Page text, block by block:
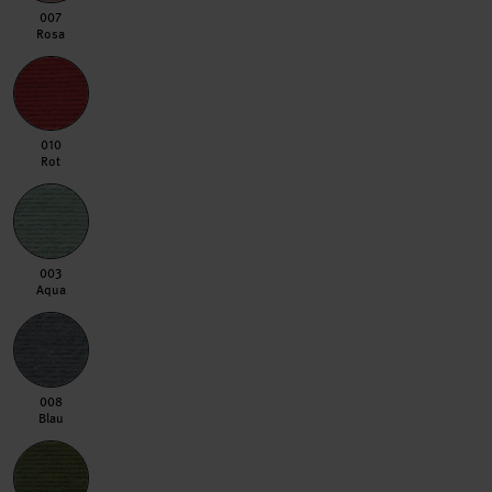
007 Rosa
007
Rosa
010 Rot
010
Rot
003 Aqua
003
Aqua
008 Blau
008
Blau